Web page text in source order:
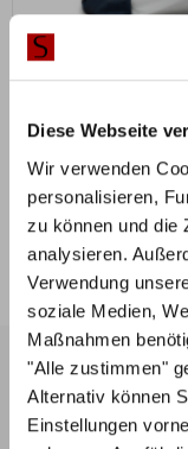
Diese Webseite
Wir verwenden
personalisieren,
zu können und die
analysieren.
Verwendung
soziale Medien,
Maßnahmen
"Alle zustimmen"
Alternativ können
Einstellungen
ab 53,00€
Mit Vorkassenur
Hilfe &
E